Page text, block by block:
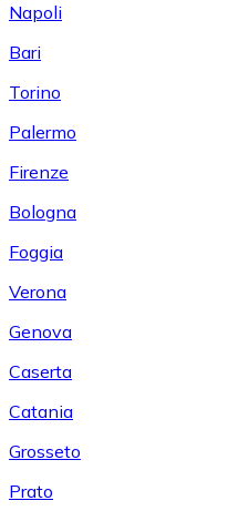
Napoli
Bari
Torino
Palermo
Firenze
Bologna
Foggia
Verona
Genova
Caserta
Catania
Grosseto
Prato